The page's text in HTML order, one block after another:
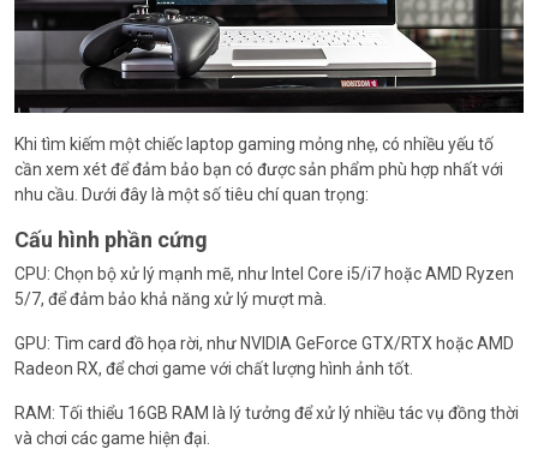
Khi tìm kiếm một chiếc laptop gaming mỏng nhẹ, có nhiều yếu tố
cần xem xét để đảm bảo bạn có được sản phẩm phù hợp nhất với
nhu cầu. Dưới đây là một số tiêu chí quan trọng:
Cấu hình phần cứng
CPU: Chọn bộ xử lý mạnh mẽ, như Intel Core i5/i7 hoặc AMD Ryzen
5/7, để đảm bảo khả năng xử lý mượt mà.
GPU: Tìm card đồ họa rời, như NVIDIA GeForce GTX/RTX hoặc AMD
Radeon RX, để chơi game với chất lượng hình ảnh tốt.
RAM: Tối thiểu 16GB RAM là lý tưởng để xử lý nhiều tác vụ đồng thời
và chơi các game hiện đại.